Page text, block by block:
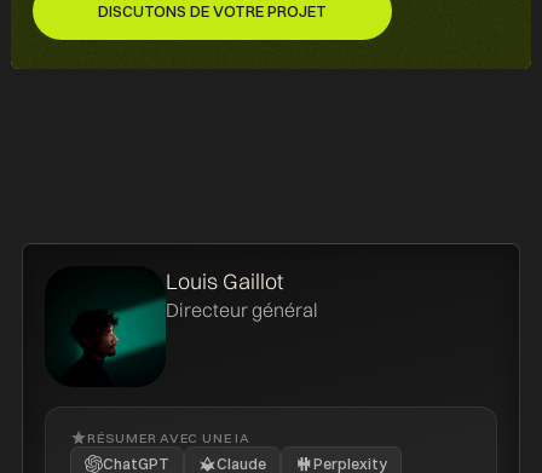
DISCUTONS DE VOTRE PROJET
Louis Gaillot
Directeur général
RÉSUMER AVEC UNE IA
ChatGPT Claude
Perplexity